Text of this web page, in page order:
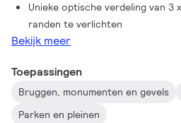
Unieke optische verdeling van
randen te verlichten
Bekijk meer
Toepassingen
Bruggen, monumenten en gevels
Parken en pleinen